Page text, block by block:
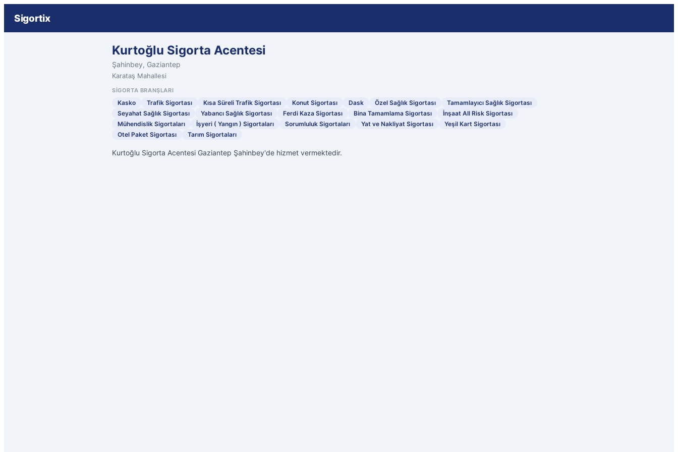
Sigortix
Kurtoğlu Sigorta Acentesi
Şahinbey, Gaziantep
Karataş Mahallesi
SIGORTA BRANŞLARI
Kasko Trafik Sigortası Kısa Süreli Trafik Sigortası Konut Sigortası Dask Özel Sağlık Sigortası
Tamamlayıcı Sağlık Sigortası
Seyahat Sağlık Sigortası
Yabancı Sağlık Sigortası Ferdi Kaza Sigortası Bina Tamamlama Sigortası
İnşaat All Risk Sigortası
Mühendislik Sigortaları
İşyeri ( Yangın ) Sigortaları Sorumluluk Sigortaları Yat ve Nakliyat Sigortası
Yeşil Kart Sigortası
Otel Paket Sigortası
Tarım Sigortaları
Kurtoğlu Sigorta Acentesi Gaziantep Şahinbey'de hizmet vermektedir.